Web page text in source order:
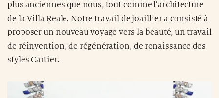
plus anciennes que nous, tout comme l’architecture
de la Villa Reale. Notre travail de joaillier a consisté à
proposer un nouveau voyage vers la beauté, un travail
de réinvention, de régénération, de renaissance des
styles Cartier.